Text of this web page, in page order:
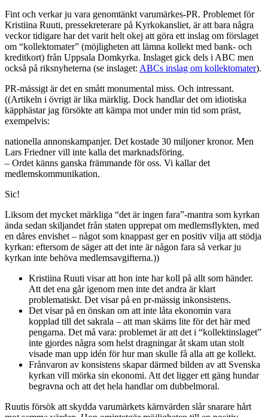
Fint och verkar ju vara genomtänkt varumärkes-PR. Problemet för
Kristiina Ruuti, pressekreterare på Kyrkokansliet, är att bara några
veckor tidigare har det varit helt okej att göra ett inslag om förslaget
om “kollektomater” (möjligheten att lämna kollekt med bank- och
kreditkort) från Uppsala Domkyrka. Inslaget gick dels i ABC men
också på riksnyheterna (se inslaget: ABCs inslag om kollektomater).
PR-mässigt är det en smått monumental miss. Och intressant.
((Artikeln i övrigt är lika märklig. Dock handlar det om idiotiska
käpphästar jag försökte att kämpa mot under min tid som präst,
exempelvis:
nationella annonskampanjer. Det kostade 30 miljoner kronor. Men
Lars Friedner vill inte kalla det marknadsföring.
– Ordet känns ganska främmande för oss. Vi kallar det
medlemskommunikation.
Sic!
Liksom det mycket märkliga “det är ingen fara”-mantra som kyrkan
ända sedan skiljandet från staten upprepat om medlemsflykten, med
en dåres envishet – något som knappast ger en positiv vilja att stödja
kyrkan: eftersom de säger att det inte är någon fara så verkar ju
kyrkan inte behöva medlemsavgifterna.))
Kristiina Ruuti visar att hon inte har koll på allt som händer.
Att det ena går igenom men inte det andra är klart
problematiskt. Det visar på en pr-mässig inkonsistens.
Det visar på en önskan om att inte låta ekonomin vara
kopplad till det sakrala – att man skäms lite för det här med
pengarna. Det må vara: problemet är att det i “kollektinslaget”
inte gjordes några som helst dragningar åt skam utan stolt
visade man upp idén för hur man skulle få alla att ge kollekt.
Frånvaron av konsistens skapar därmed bilden av att Svenska
kyrkan vill mörka sin ekonomi. Att det ligger ett gäng hundar
begravna och att det hela handlar om dubbelmoral.
Ruutis försök att skydda varumärkets kärnvärden slår snarare hårt